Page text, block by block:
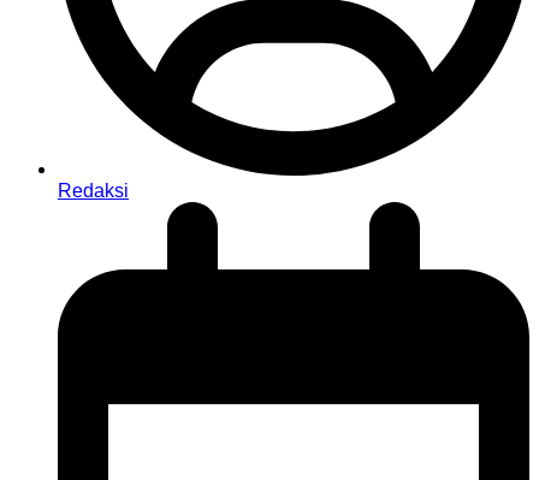
Redaksi